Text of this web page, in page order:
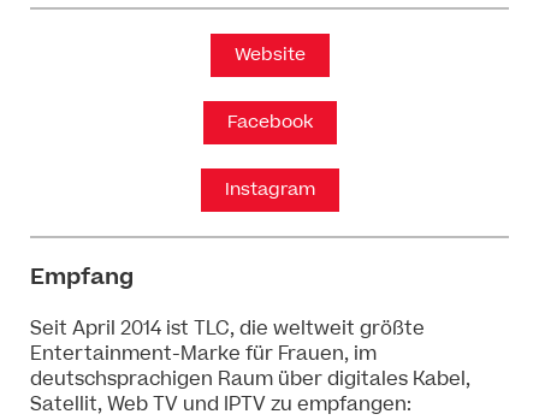
Website
Facebook
Instagram
Empfang
Seit April 2014 ist TLC, die weltweit größte
Entertainment-Marke für Frauen, im
deutschsprachigen Raum über digitales Kabel,
Satellit, Web TV und IPTV zu empfangen: